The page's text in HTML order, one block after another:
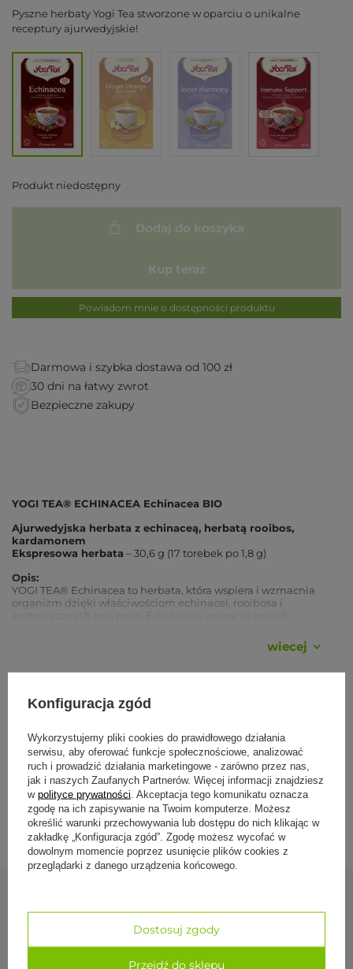
Pyszne herbaty Yogi Tea stworzone w oparciu o unikalne
receptury ajurwedyjskie!
Produkt niedostępny
Dodaj do koszyka
Kup teraz
Powiadom mnie o dostępności produktu
Darmowa i szybka dostawa od 100 zł
30 dni na łatwy zwrot
Bezpieczne zakupy
YOGI TEA® ECHINACEA Echinacea BIO
Ajurwedyjska herbata z echinaceą, herbatą rooibos,
kardamonem
Ekspresowa herbata – 30,6 g (17 torebek po 1,8 g)
Opis:
YOGI TEA® Echinacea to herbata, która wspiera i wzmacnia
organizm dzięki właściwościom echinacei, rooibosa i
kardamonem, tworzy wyjątkową kompozycję, która zabiera nas
w podróż pełną smaku i aromatu, pozostawiając uczucie
Cynamon*, echinacea* (14%), imbir*, koper włoski*,
rooibos* (10%), prażona cykoria*, karob*, kardamon* (4%),
bazylia*, korzeń łopianu*, korzeń kurkumy*, czarny
pieprz*, traganek*, ziarenka wanilii*.
*Z upraw ekologicznych.
Sposób przygotowania:
Zalej torebkę 250 ml świeżo przegotowanej wody.
Pozostaw do zaparzenia na około 5-6 minut.
Smacznego!
www.yogitea.com
PRO-ECO, ul. Akacjowa 3, 62-002 Suchy Las
wiecej
Specyfikacja
Formy płatności
Dostawa i zwroty
Zobacz również
Konfiguracja zgód
Wykorzystujemy pliki cookies do prawidłowego działania
serwisu, aby oferować funkcje społecznościowe, analizować
ruch i prowadzić działania marketingowe - zarówno przez nas,
jak i naszych Zaufanych Partnerów. Więcej informacji znajdziesz
w polityce prywatności . Akceptacja tego komunikatu oznacza
zgodę na ich zapisywanie na Twoim komputerze. Możesz
określić warunki przechowywania lub dostępu do nich klikając w
zakładkę „Konfiguracja zgód”. Zgodę możesz wycofać w
dowolnym momencie poprzez usunięcie plików cookies z
przeglądarki z danego urządzenia końcowego.
Dostosuj zgody
Przejdź do sklepu